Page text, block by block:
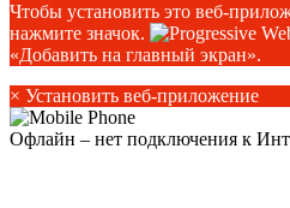
Чтобы установить это веб-
нажмите значок.
«Добавить на главный экран».
× Установить веб-приложение
Офлайн – нет подключения к